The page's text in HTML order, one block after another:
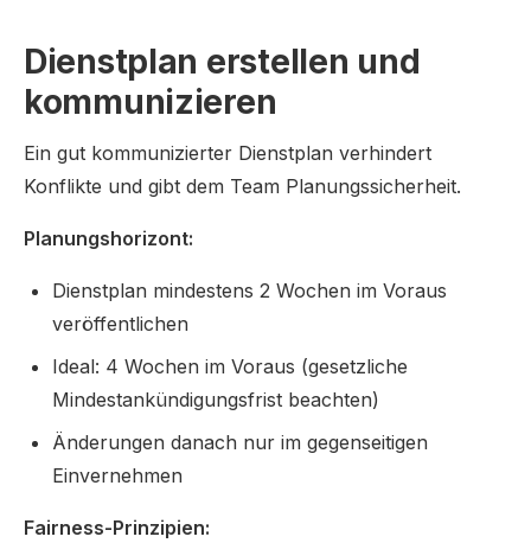
Dienstplan erstellen und
kommunizieren
Ein gut kommunizierter Dienstplan verhindert
Konflikte und gibt dem Team Planungssicherheit.
Planungshorizont:
Dienstplan mindestens 2 Wochen im Voraus
veröffentlichen
Ideal: 4 Wochen im Voraus (gesetzliche
Mindestankündigungsfrist beachten)
Änderungen danach nur im gegenseitigen
Einvernehmen
Fairness-Prinzipien: